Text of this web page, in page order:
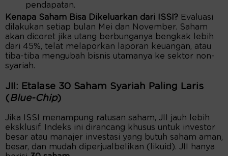
pendapatan.
Kenapa Saham Bisa Dikeluarkan dari ISSI? Evaluasi
dilakukan setiap bulan Mei dan November. Saham
akan dicoret jika utang berbunganya bengkak lebih
dari 45%, telat melaporkan laporan keuangan, atau
tiba-tiba mengubah bisnis utamanya ke sektor non-
syariah.
JII: Etalase 30 Saham Syariah Paling Laris
(Blue-Chip)
Jika ISSI menampung ratusan saham, JII jauh lebih
eksklusif. Indeks ini dirancang khusus untuk investor
besar atau manajer investasi yang butuh saham aman,
besar, dan mudah diperjualbelikan (likuid). JII hanya